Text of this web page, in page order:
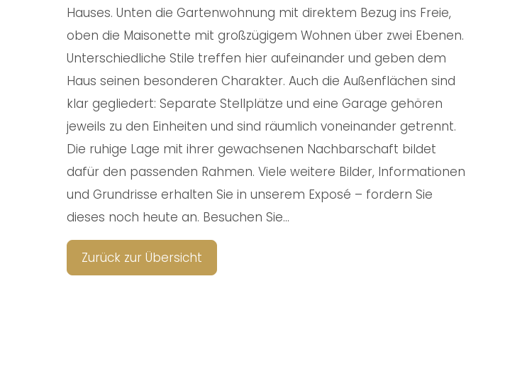
Hauses. Unten die Gartenwohnung mit direktem Bezug ins Freie,
oben die Maisonette mit großzügigem Wohnen über zwei Ebenen.
Unterschiedliche Stile treffen hier aufeinander und geben dem
Haus seinen besonderen Charakter. Auch die Außenflächen sind
klar gegliedert: Separate Stellplätze und eine Garage gehören
jeweils zu den Einheiten und sind räumlich voneinander getrennt.
Die ruhige Lage mit ihrer gewachsenen Nachbarschaft bildet
dafür den passenden Rahmen. Viele weitere Bilder, Informationen
und Grundrisse erhalten Sie in unserem Exposé – fordern Sie
dieses noch heute an. Besuchen Sie...
Zurück zur Übersicht